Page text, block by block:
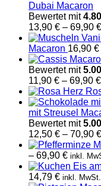
Dubai Macaron
Bewertet mit4.80
13,90 € – 69,90 €
Macaron 16,90 €
Bewertet mit5.00
11,90 € – 69,90 €
mit Streusel
Bewertet mit5.00
12,50 € – 70,90 €
– 69,90 €
11,90 €
bis
inkl.
14,79 € inkl. MwSt.